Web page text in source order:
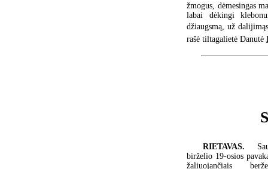
žmogus, dėmesingas
labai dėkingi
džiaugsmą, už
rašė tiltagalietė Danutė
RIETAVAS.
birželio 19-osios
žaliuojančiais